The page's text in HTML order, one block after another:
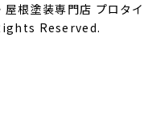
屋根塗装専門店 プロタイ
Reserved.